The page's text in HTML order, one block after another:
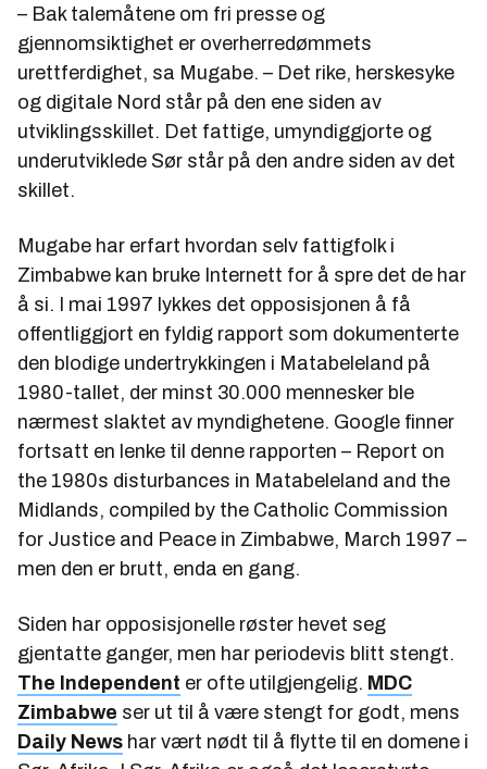
– Bak talemåtene om fri presse og
gjennomsiktighet er overherredømmets
urettferdighet, sa Mugabe. – Det rike, herskesyke
og digitale Nord står på den ene siden av
utviklingsskillet. Det fattige, umyndiggjorte og
underutviklede Sør står på den andre siden av det
skillet.
Mugabe har erfart hvordan selv fattigfolk i
Zimbabwe kan bruke Internett for å spre det de har
å si. I mai 1997 lykkes det opposisjonen å få
offentliggjort en fyldig rapport som dokumenterte
den blodige undertrykkingen i Matabeleland på
1980-tallet, der minst 30.000 mennesker ble
nærmest slaktet av myndighetene. Google finner
fortsatt en lenke til denne rapporten – Report on
the 1980s disturbances in Matabeleland and the
Midlands, compiled by the Catholic Commission
for Justice and Peace in Zimbabwe, March 1997 –
men den er brutt, enda en gang.
Siden har opposisjonelle røster hevet seg
gjentatte ganger, men har periodevis blitt stengt.
The Independent er ofte utilgjengelig. MDC
Zimbabwe ser ut til å være stengt for godt, mens
Daily News har vært nødt til å flytte til en domene i